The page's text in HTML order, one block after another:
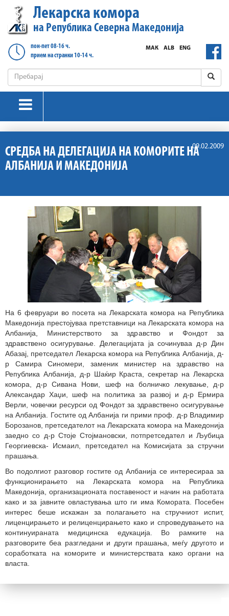
Лекарска комора
на Република Северна Македонија
пон-пет 08-16 ч.
прием на странки 10-14 ч.
ENG
ALB
МАК
09.02.2009
СРЕДБА НА ДЕЛЕГАЦИЈА НА КОМОРИТЕ НА
АЛБАНИЈА И МАКЕДОНИЈА
На 6 февруари во посета на Лекарската комора на Република
Македонија престојуваа претставници на Лекарската комора на
Албанија, Министерството за здравство и Фондот за
здравствено осигурување. Делегацијата ја сочинуваа д-р Дин
Абазај, претседател Лекарска комора на Република Албанија, д-
р Самира Синомери, заменик министер на здравство на
Република Албанија, д-р Шаќир Краста, секретар на Лекарска
комора, д-р Сивана Нови, шеф на болничко лекување, д-р
Александар Хаџи, шеф на политика за развој и д-р Ермира
Верли, човечки ресурси од Фондот за здравствено осигурување
на Албанија. Гостите од Албанија ги прими проф. д-р Владимир
Борозанов, претседателот на Лекарската комора на Македонија
заедно со д-р Стоје Стојмановски, потпретседател и Љубица
Георгиевска- Исмаил, претседател на Комисијата за стручни
прашања.
Во подолгиот разговор гостите од Албанија се интересираа за
функционирањето на Лекарската комора на Република
Македонија, организационата поставеност и начин на работата
како и за јавните овластувања што ги има Комората. Посебен
интерес беше искажан за полагањето на стручниот испит,
лиценцирањето и релиценцирањето како и спроведувањето на
континуираната медицинска едукација. Во рамките на
разговорите беа разгледани и други прашања, меѓу другото и
соработката на коморите и министерствата како органи на
власта.